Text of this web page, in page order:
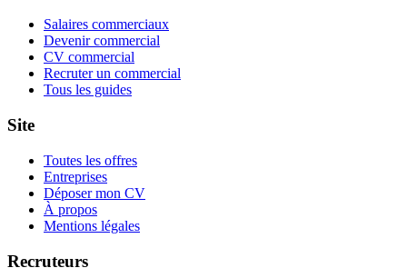
Salaires commerciaux
Devenir commercial
CV commercial
Recruter un commercial
Tous les guides
Site
Toutes les offres
Entreprises
Déposer mon CV
À propos
Mentions légales
Recruteurs